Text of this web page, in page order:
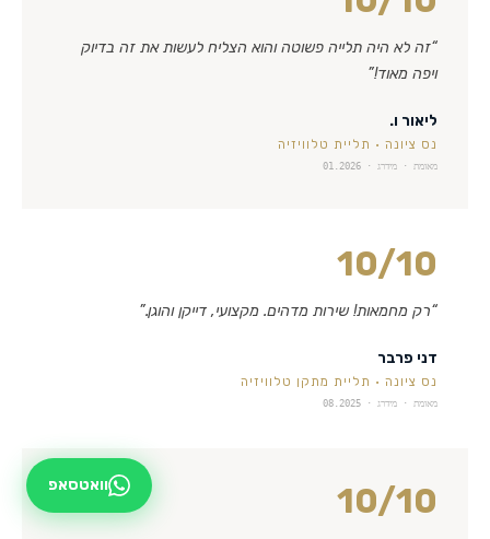
“זה לא היה תלייה פשוטה והוא הצליח לעשות את זה בדיוק
ויפה מאוד!”
ליאור ו.
נס ציונה · תליית טלוויזיה
מאומת · מידרג · 01.2026
10/10
“רק מחמאות! שירות מדהים. מקצועי, דייקן והוגן.”
דני פרבר
נס ציונה · תליית מתקן טלוויזיה
מאומת · מידרג · 08.2025
10/10 וואטסאפ